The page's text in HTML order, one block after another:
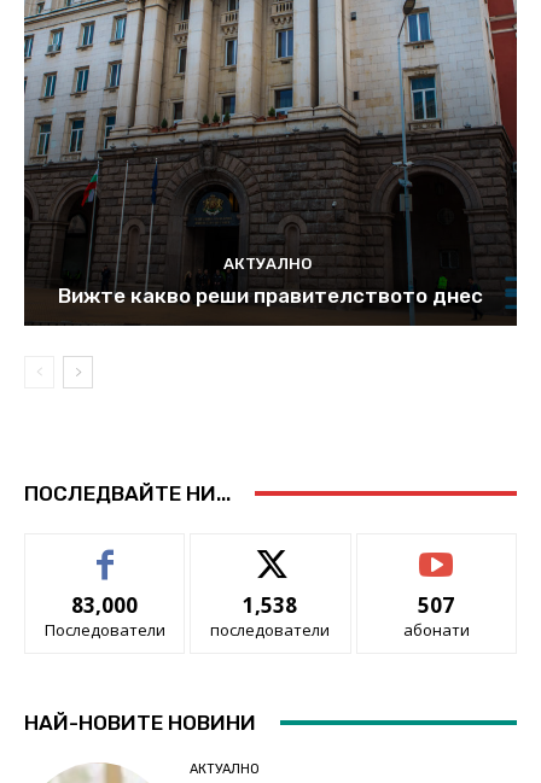
АКТУАЛНО
Вижте какво реши правителството днес
ПОСЛЕДВАЙТЕ НИ...
83,000
Последователи
1,538
последователи
507
абонати
НАЙ-НОВИТЕ НОВИНИ
АКТУАЛНО